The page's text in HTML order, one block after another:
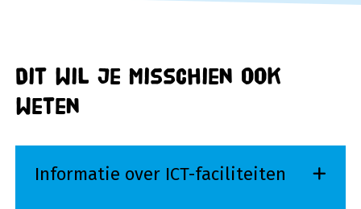
Dit wil je misschien ook
weten
Informatie over ICT-faciliteiten